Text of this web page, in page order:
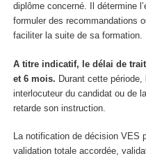
diplôme concerné. Il détermine
formuler des recommandations
faciliter la suite de sa formation.
A titre indicatif, le délai de
et 6 mois. Durant cette
interlocuteur du candidat ou de
retarde son instruction.
La notification de décision VES
validation totale accordée,